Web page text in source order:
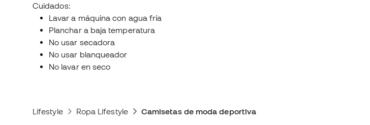
Cuidados:
Lavar a máquina con agua fría
Planchar a baja temperatura
No usar secadora
No usar blanqueador
No lavar en seco
Lifestyle Ropa Lifestyle Camisetas de moda deportiva